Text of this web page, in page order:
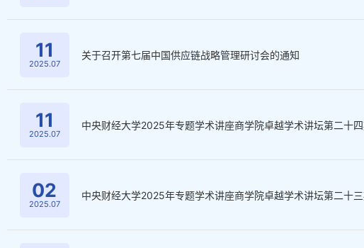
11
2025.07
关于召开第七届中国供应链战略管理研讨会的通知
11
2025.07
中央财经大学2025年专题学术讲座商学院卓越学术讲坛第二十
02
2025.07
中央财经大学2025年专题学术讲座商学院卓越学术讲坛第二十